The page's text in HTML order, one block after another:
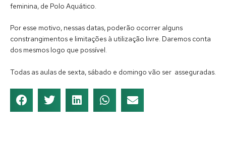
feminina, de Polo Aquático.
Por esse motivo, nessas datas, poderão ocorrer alguns
constrangimentos e limitações à utilização livre. Daremos conta
dos mesmos logo que possível.
Todas as aulas de sexta, sábado e domingo vão ser asseguradas.